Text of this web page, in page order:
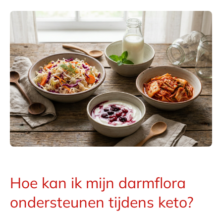
Hoe kan ik mijn darmflora
ondersteunen tijdens keto?